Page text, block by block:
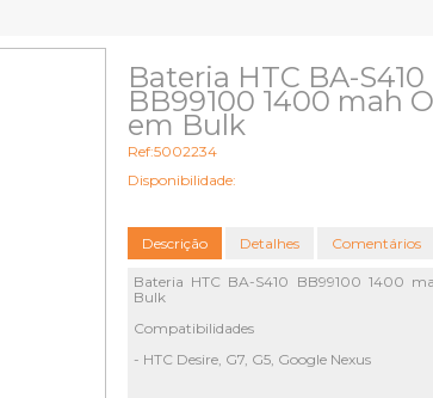
Bateria HTC BA-S410
BB99100 1400 mah
em Bulk
Ref:5002234
Disponibilidade:
Descrição Detalhes Comentários
Bateria HTC BA-S410 BB99100 1400
Bulk
Compatibilidades
- HTC Desire, G7, G5, Google Nexus